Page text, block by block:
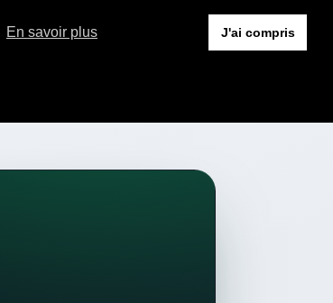
En savoir plus J'ai compris